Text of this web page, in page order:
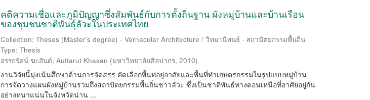
คติความเชื่อและภูมิปัญญาซึ่งสัมพันธ์กับการตั้งถิ่นฐาน ผังหมู่บ้านและบ้านเรือน
ของชุมชนชาติพันธุ์ลัวะในประเทศไทย
Collection: Theses (Master's degree) - Vernacular Architecture / วิทยานิพนธ์ - สถาปัตยกรรมพื้นถิ่น
Type: Thesis
อรรถรัตน์ ฆะสันต์; Auttarut Khasan (มหาวิทยาลัยศิลปากร, 2010)
งานวิจัยนี้มุ่งเน้นศึกษาด้านการจัดสรร คัดเลือกพื้นท่อยู่อาศัยและพื้นที่ทำเกษตรกรรมในรูปแบบหมู่บ้าน
การจัดวางแผนผังหมู่บ้านรวมถึงสถาปัตยกรรมพื้นถิ่นชาวลัวะ ซึ่งเป็นชาติพันธ์ทางตอนเหนือที่อาศัยอยู่กัน
อย่างหนาแน่นในจังหวัดน่าน ...